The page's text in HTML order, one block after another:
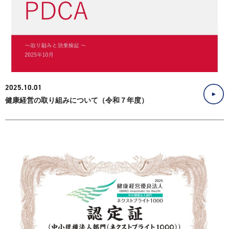
2025.10.01
健康経営の取り組みについて（令和７年度）